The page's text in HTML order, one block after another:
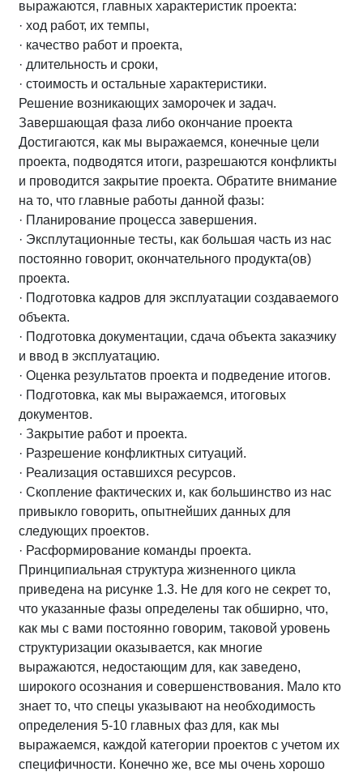
выражаются, главных характеристик проекта:
· ход работ, их темпы,
· качество работ и проекта,
· длительность и сроки,
· стоимость и остальные характеристики.
Решение возникающих заморочек и задач.
Завершающая фаза либо окончание проекта
Достигаются, как мы выражаемся, конечные цели
проекта, подводятся итоги, разрешаются конфликты
и проводится закрытие проекта. Обратите внимание
на то, что главные работы данной фазы:
· Планирование процесса завершения.
· Эксплутационные тесты, как большая часть из нас
постоянно говорит, окончательного продукта(ов)
проекта.
· Подготовка кадров для эксплуатации создаваемого
объекта.
· Подготовка документации, сдача объекта заказчику
и ввод в эксплуатацию.
· Оценка результатов проекта и подведение итогов.
· Подготовка, как мы выражаемся, итоговых
документов.
· Закрытие работ и проекта.
· Разрешение конфликтных ситуаций.
· Реализация оставшихся ресурсов.
· Скопление фактических и, как большинство из нас
привыкло говорить, опытнейших данных для
следующих проектов.
· Расформирование команды проекта.
Принципиальная структура жизненного цикла
приведена на рисунке 1.3. Не для кого не секрет то,
что указанные фазы определены так обширно, что,
как мы с вами постоянно говорим, таковой уровень
структуризации оказывается, как многие
выражаются, недостающим для, как заведено,
широкого осознания и совершенствования. Мало кто
знает то, что спецы указывают на необходимость
определения 5-10 главных фаз для, как мы
выражаемся, каждой категории проектов с учетом их
специфичности. Конечно же, все мы очень хорошо